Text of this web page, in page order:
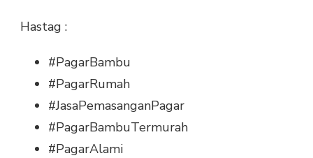
Hastag :
#PagarBambu
#PagarRumah
#JasaPemasanganPagar
#PagarBambuTermurah
#PagarAlami